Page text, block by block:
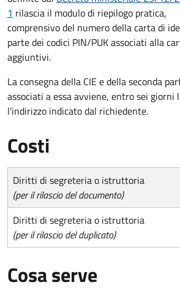
1 rilascia il modulo di riepilogo pratica,
comprensivo del numero della carta di
parte dei codici PIN/PUK associati alla
aggiuntivi.
La consegna della CIE e della seconda
associati a essa avviene, entro sei giorni
l'indirizzo indicato dal richiedente.
Costi
Diritti di segreteria o istruttoria
(per il rilascio del documento)
Diritti di segreteria o istruttoria
(per il rilascio del duplicato)
Cosa serve